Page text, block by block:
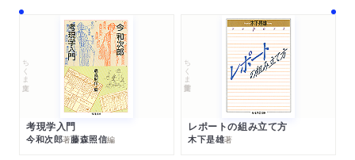
ちくま文庫
考現学入門
今和次郎著藤森照信編
ちくま学芸文庫
レポートの組み立て方
木下是雄著